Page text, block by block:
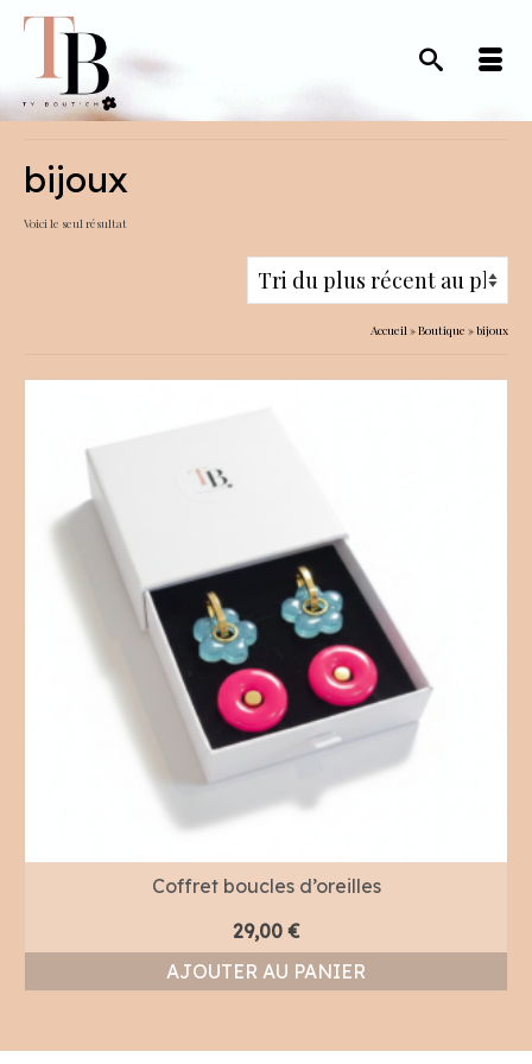
bijoux
Voici le seul résultat
Accueil»Boutique »bijoux
Coffret boucles d’oreilles
29,00 €
AJOUTER AU PANIER